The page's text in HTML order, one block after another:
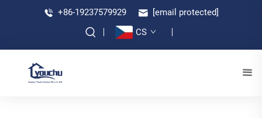
+86-19237579929
[email protected]
CS